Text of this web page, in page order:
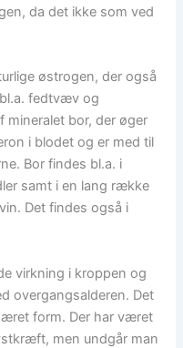
da det ikke som ved
østrogen, der også
fedtvæv og
mineralet bor, der øger
i blodet og er med til
Bor findes bl.a. i
samt i en lang række
Det findes også i
virkning i kroppen og
overgangsalderen. Det
form. Der har været
men undgår man